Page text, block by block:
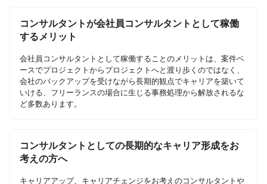
コンサルタントが会社員コンサルタントとして稼働
するメリット
会社員コンサルタントとして稼働することのメリットは、案件ベ
ースでプロジェクトからプロジェクトへと渡り歩くのではなく、
会社のバックアップを受けながら長期的観点でキャリアを築いて
いける、フリーランスの場合に生じる事務処理から解放されるな
ど多数あります。
コンサルタントとしての長期的なキャリア形成をお
考えの方へ
キャリアアップ、キャリアチェンジをお考えのコンサルタントや